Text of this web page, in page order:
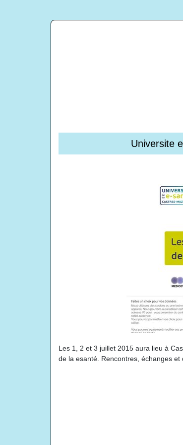
Universite
Les 1, 2 et 3 juillet 2015 aura lieu à
de la esanté. Rencontres, échanges